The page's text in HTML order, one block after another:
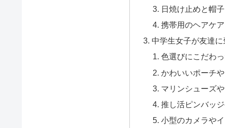
日焼け止めと帽子
携帯用のヘアケ
中学生女子が友達
色選びにこだわ
かわいいポーチ
マリンシューズ
推し活ピンバッ
小型のカメラや